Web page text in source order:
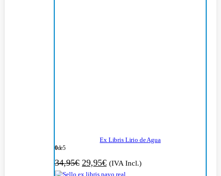
Ex Libris Lirio de Agua
0de 5
34,95€ El
precio
29,95€El
precio
(IVA Incl.)